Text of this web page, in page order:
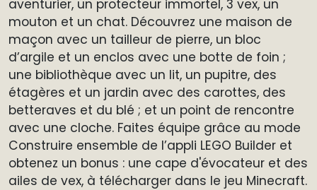
aventurier, un protecteur immortel, 3 vex, un
mouton et un chat. Découvrez une maison de
maçon avec un tailleur de pierre, un bloc
d’argile et un enclos avec une botte de foin ;
une bibliothèque avec un lit, un pupitre, des
étagères et un jardin avec des carottes, des
betteraves et du blé ; et un point de rencontre
avec une cloche. Faites équipe grâce au mode
Construire ensemble de l’appli LEGO Builder et
obtenez un bonus : une cape d'évocateur et des
ailes de vex, à télécharger dans le jeu Minecraft.